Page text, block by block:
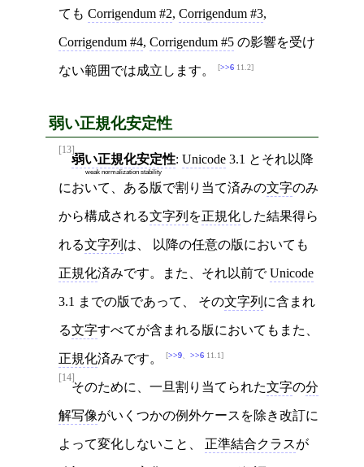
ても Corrigendum #2, Corrigendum #3,
Corrigendum #4, Corrigendum #5 の影響を受け
ない範囲では成立します。 >>6 11.2
弱い正規化安定性
[13]
弱い正規化安定性
weak normalization stability
: Unicode 3.1 とそれ以降
において、ある版で割り当て済みの文字のみ
から構成される文字列 を正規化した結果得ら
れる文字列 は、 以降の任意の版においても
正規化済みです。また、それ以前でUnicode
3.1 までの版であって、 その文字列 に含まれ
る文字すべてが含まれる版においてもまた、
正規化済みです。 >>9、 >>6 11.1
[14]
そのために、一旦割り当てられた文字の分
解写像がいくつかの例外ケースを除き改訂に
よって変化しないこと、 正準結合クラスが